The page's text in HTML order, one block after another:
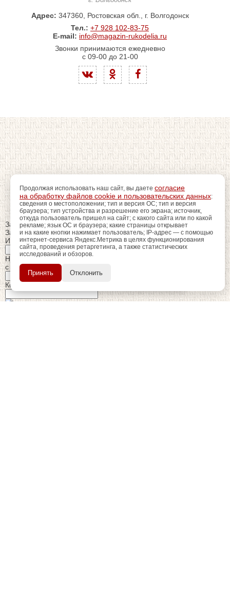
Адрес: 347360, Ростовская обл., г. Волгодонск
Тел.: +7 928 102-83-75
E-mail: info@magazin-rukodelia.ru
Звонки принимаются ежедневно
с 09-00 до 21-00
Продолжая использовать наш сайт, вы даете согласие
на обработку файлов cookie и пользовательских данных:
сведения о местоположении; тип и версия ОС; тип и версия
браузера; тип устройства и разрешение его экрана; источник,
откуда пользователь пришел на сайт; с какого сайта или по какой
рекламе; язык ОС и браузера; какие страницы открывает
и на какие кнопки нажимает пользователь; IP-адрес — с помощью
интернет-сервиса Яндекс.Метрика в целях функционирования
сайта, проведения ретаргетинга, а также статистических
исследований и обзоров.
Принять Отклонить
Закрыть
Заказ обратного звонка
Имя Отчество:
Номер телефона:
с кодом города
Когда позвонить?
Пройдитерегистрацию
использования
дополнительных возможностей